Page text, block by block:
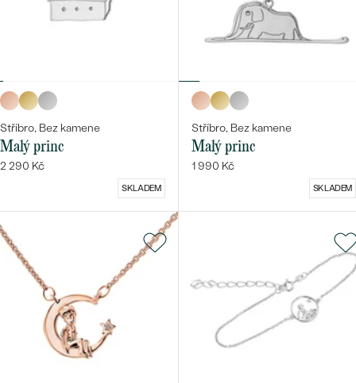
Stříbro, Bez kamene
Malý princ
2 290 Kč
SKLADEM
Stříbro, Bez kamene
Malý princ
1 990 Kč
SKLADEM